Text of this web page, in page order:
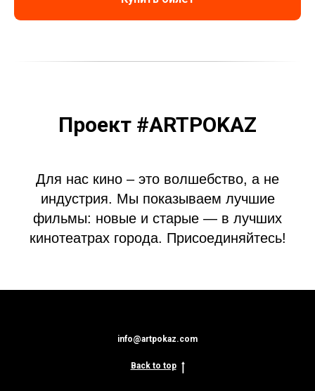
Проект #ARTPOKAZ
Для нас кино – это волшебство, а не
индустрия. Мы показываем лучшие
фильмы: новые и старые — в лучших
кинотеатрах города. Присоединяйтесь!
info@artpokaz.com
Back to top